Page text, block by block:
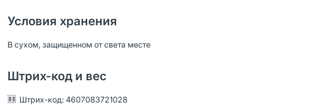
Условия хранения
В сухом, защищенном от света месте
Штрих-код и вес
Штрих-код: 4607083721028